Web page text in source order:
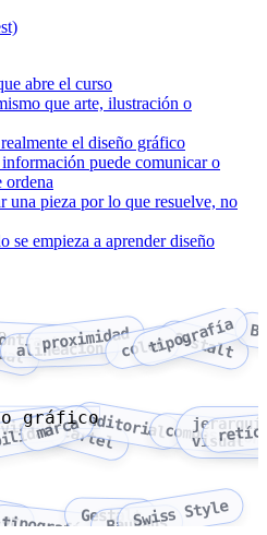
abre el curso
que arte, ilustración o
el diseño gráfico
puede comunicar o
ordena
una pieza por lo que resuelve, no
se empieza a aprender diseño
alineación
proximidadcolortipografía
Gestalt
marcacarteleditorialcomposición
visual
tipografíaGestalt
Bauhaus
Swiss Style
gráfico